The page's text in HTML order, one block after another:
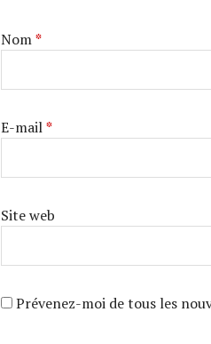
Nom*
E-mail*
Site web
Prévenez-moi de tous les